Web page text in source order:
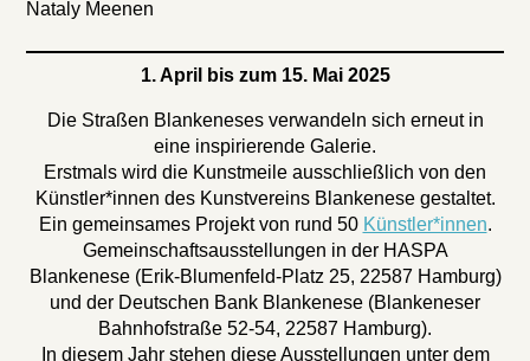
Nataly Meenen
1. April bis zum 15. Mai 2025
Die Straßen Blankeneses verwandeln sich erneut in
eine inspirierende Galerie.
Erstmals wird die Kunstmeile ausschließlich von den
Künstler*innen des Kunstvereins Blankenese gestaltet.
Ein gemeinsames Projekt von rund 50 Künstler*innen.
Gemeinschaftsausstellungen in der HASPA
Blankenese (Erik-Blumenfeld-Platz 25, 22587 Hamburg)
und der Deutschen Bank Blankenese (Blankeneser
Bahnhofstraße 52-54, 22587 Hamburg).
In diesem Jahr stehen diese Ausstellungen unter dem